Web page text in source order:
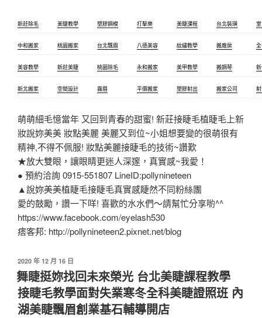
新莊除毛 美睫教學 塑膠鋼模 打擊樂 美睫課程 台北裝璜
中和搬家 桃園搬家 台北飄眉 八德美容 紋繡教學 搬廠房
美容教學 新莊美睫 桃園除毛 永和搬家 美甲教學 搬鋼琴
新北搬家 空間設計 霧眉 平價搬家 塑膠射出 搬家公司
萌萌細毛憶當年 又回到青春的甜蜜! 新莊接睫毛植睫毛上新
妝說妳美美 妝點美麗 美麗又到位~小姐想要變的很萌很有
精神,不得不佩服! 妝點美麗接睫毛的技術~讚歎
★放大雙眼，讓眼睛更迷人深邃，真實感~我愛！
● 預約洽詢 0915-551807 LineID:pollynineteen
▲說妳美美植睫毛接睫毛真實感睫然不同粉絲團
愛的鼓勵，讚一下咩! 喜歡的水水們～請幫忙分享喲^^
https://www.facebook.com/eyelash530
痞客邦: http://pollynineteen2.pixnet.net/blog
2020 年 12 月 16 日
舞睫挺妳找回未來榮光 台北美睫課程教學
接睫毛教學面對失業寒冬全科美睫證照班 內
湖美睫飄眉創業基石輔導開店